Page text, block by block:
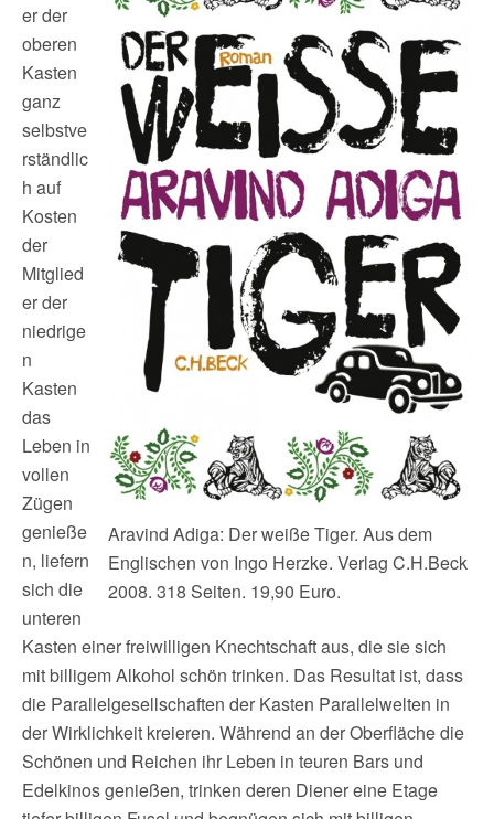
Aravind Adiga: Der weiße Tiger. Aus dem
Englischen von Ingo Herzke. Verlag C.H.Beck
2008. 318 Seiten. 19,90 Euro.
er der
oberen
Kasten
ganz
selbstve
rständlic
h auf
Kosten
der
Mitglied
er der
niedrige
n
Kasten
das
Leben in
vollen
Zügen
genieße
n, liefern
sich die
unteren
Kasten einer freiwilligen Knechtschaft aus, die sie sich
mit billigem Alkohol schön trinken. Das Resultat ist, dass
die Parallelgesellschaften der Kasten Parallelwelten in
der Wirklichkeit kreieren. Während an der Oberfläche die
Schönen und Reichen ihr Leben in teuren Bars und
Edelkinos genießen, trinken deren Diener eine Etage